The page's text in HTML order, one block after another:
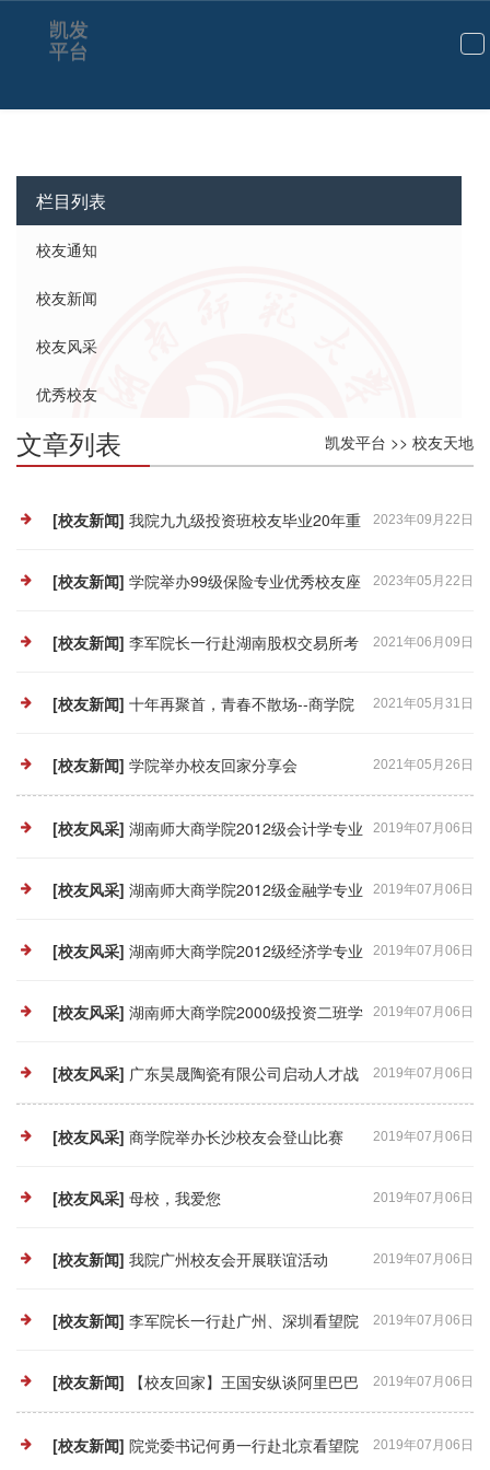
校友天地-凯发平台
切
航
凯发
平台
栏目列表
校友通知
校友新闻
校友风采
优秀校友
凯发平台 >> 校友天地
文章列表
2023年09月22日
[校友新闻] 我院九九级投资班校友毕业20年重
返母校 2023年05月22日
[校友新闻] 学院举办99级保险专业优秀校友座
谈会 2021年06月09日
[校友新闻] 李军院长一行赴湖南股权交易所考
察调研 2021年05月31日
[校友新闻] 十年再聚首，青春不散场--商学院
2007级工商管理班毕业十周年聚会 2021年05月26日
[校友新闻] 学院举办校友回家分享会
2019年07月06日
[校友风采] 湖南师大商学院2012级会计学专业
学生名单 2019年07月06日
[校友风采] 湖南师大商学院2012级金融学专业
学生名单 2019年07月06日
[校友风采] 湖南师大商学院2012级经济学专业
学生名单 2019年07月06日
[校友风采] 湖南师大商学院2000级投资二班学
生名单 2019年07月06日
[校友风采] 广东昊晟陶瓷有限公司启动人才战
略计划（转载） 2019年07月06日
[校友风采] 商学院举办长沙校友会登山比赛
2019年07月06日
[校友风采] 母校，我爱您
2019年07月06日
[校友新闻] 我院广州校友会开展联谊活动
2019年07月06日
[校友新闻] 李军院长一行赴广州、深圳看望院
友、拜访用人单位 2019年07月06日
[校友新闻] 【校友回家】王国安纵谈阿里巴巴
的传奇 2019年07月06日
[校友新闻] 院党委书记何勇一行赴北京看望院